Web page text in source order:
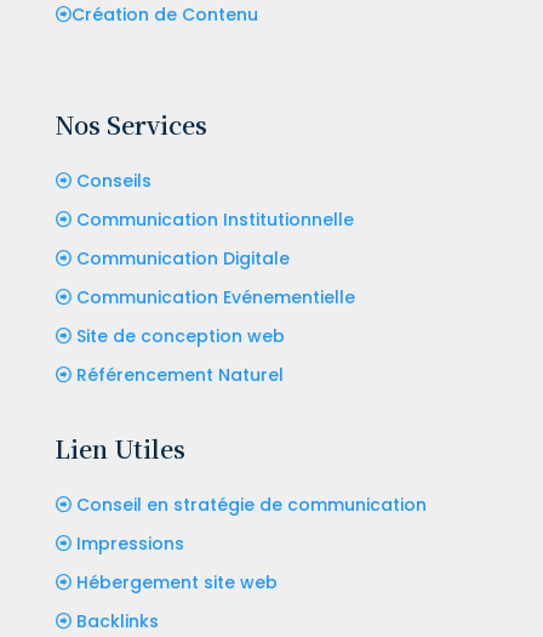
Création de Contenu
Nos Services
Conseils
Communication Institutionnelle
Communication Digitale
Communication Evénementielle
Site de conception web
Référencement Naturel
Lien Utiles
Conseil en stratégie de communication
Impressions
Hébergement site web
Backlinks